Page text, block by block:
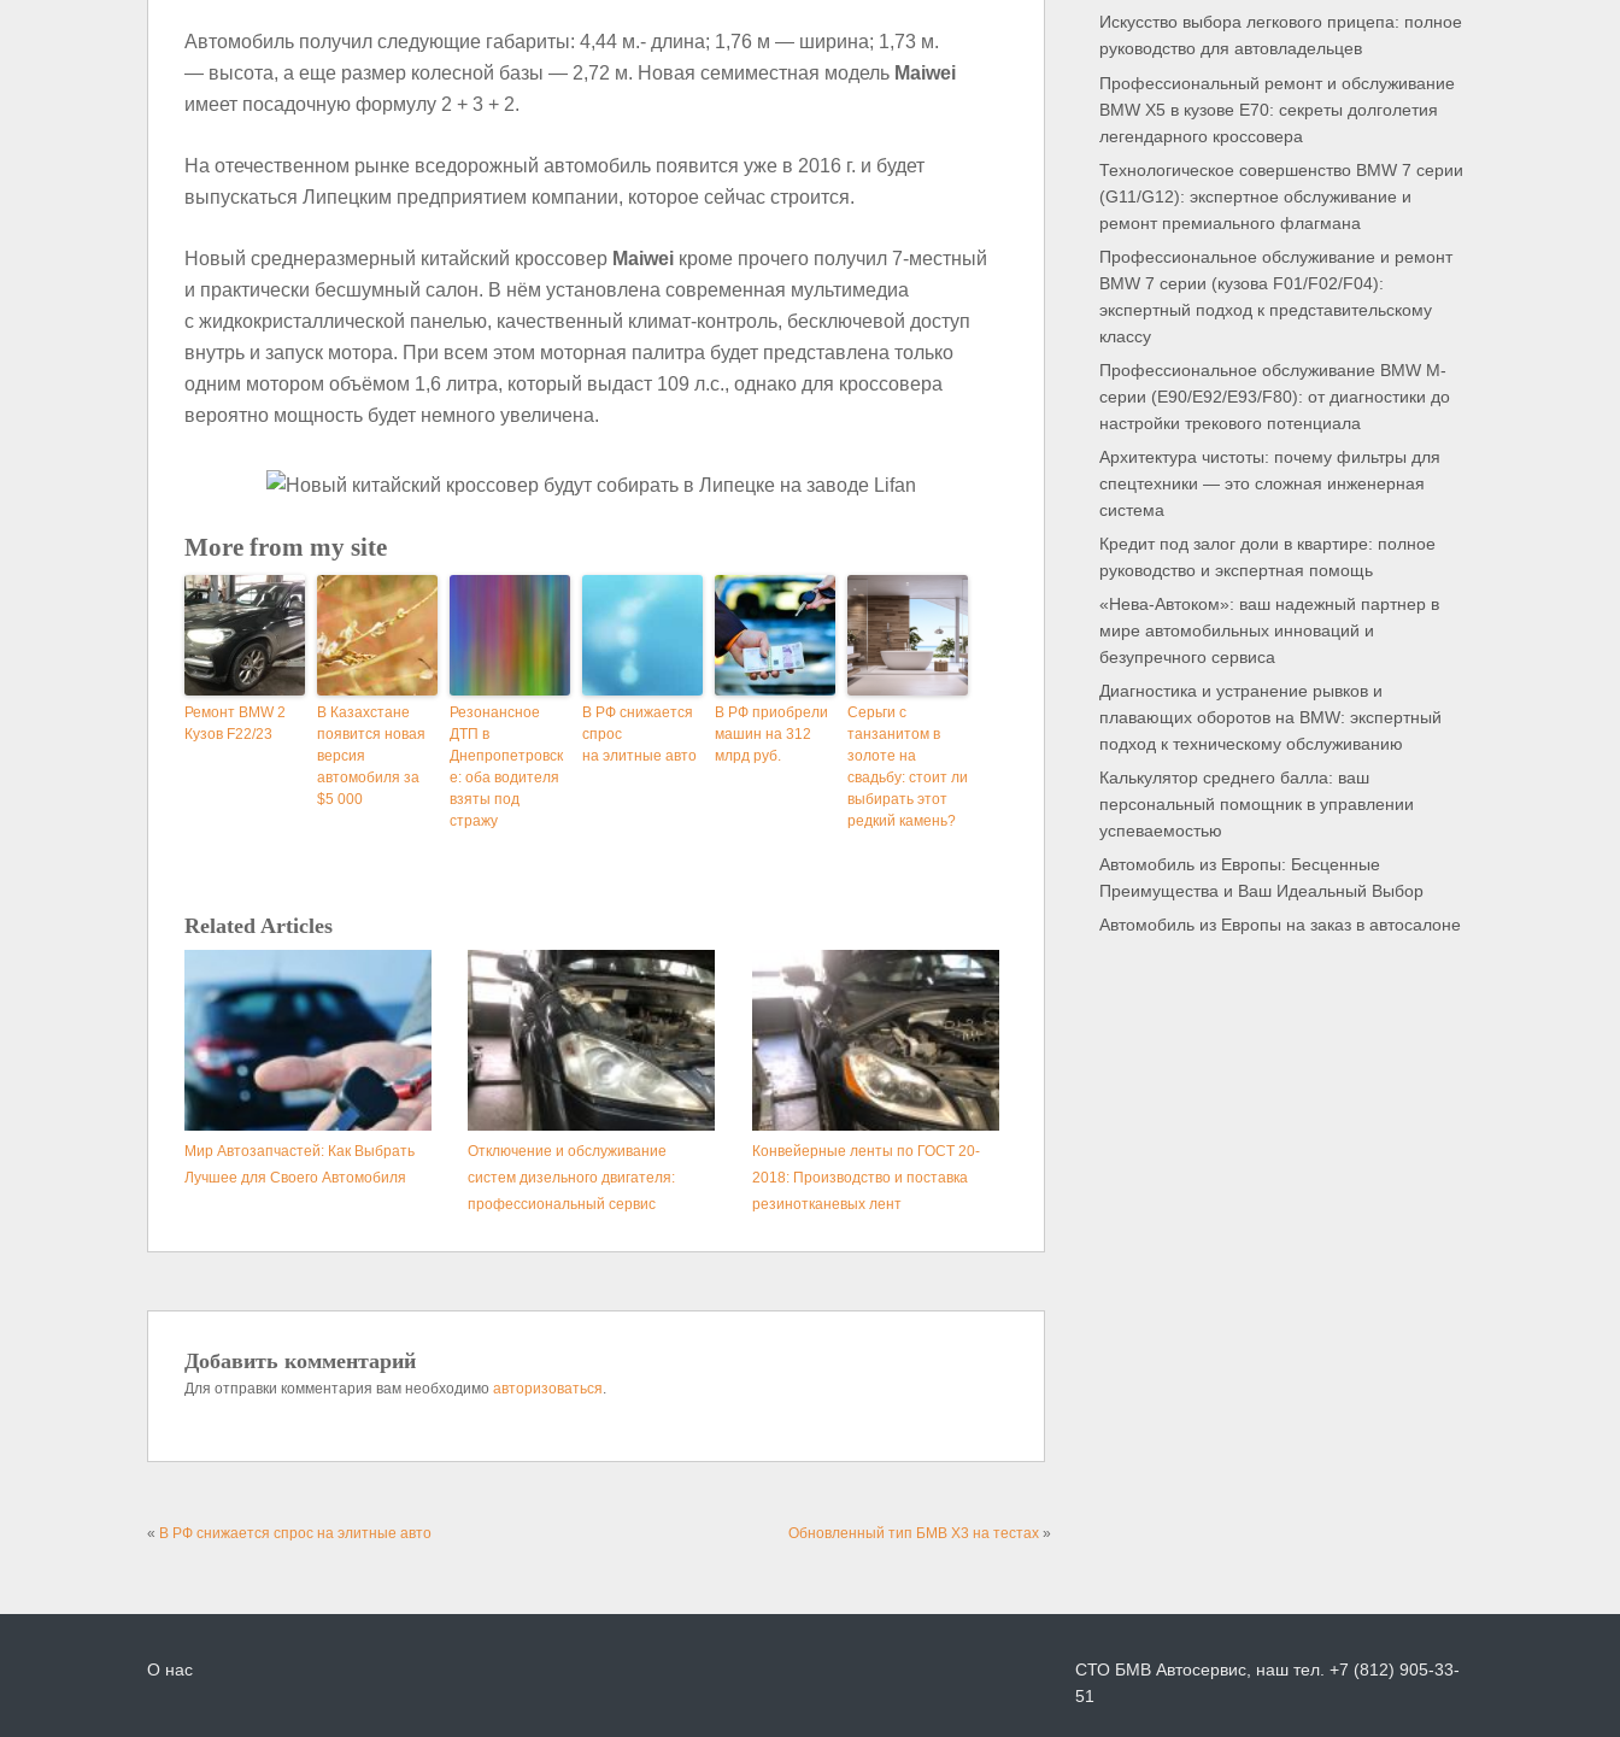
Автомобиль получил следующие габариты: 4,44 м.- длина; 1,76 м — ширина; 1,73 м.
— высота, а еще размер колесной базы — 2,72 м. Новая семиместная модель Maiwei
имеет посадочную формулу 2 + 3 + 2.
На отечественном рынке вседорожный автомобиль появится уже в 2016 г. и будет
выпускаться Липецким предприятием компании, которое cейчас строится.
Новый среднеразмерный китайский кроссовер Maiwei кроме прочего получил 7-местный
и практически бесшумный салон. В нём установлена современная мультимедиа
с жидкокристаллической панелью, качественный климат-контроль, бесключевой доступ
внутрь и запуск мотора. При всем этом моторная палитра будет представлена только
одним мотором объёмом 1,6 литра, который выдаст 109 л.с., однако для кроссовера
вероятно мощность будет немного увеличена.
More from my site
Ремонт BMW 2
Кузов F22/23
В Казахстане
появится новая
версия
автомобиля за
$5 000
Резонансное
ДТП в
Днепропетровск
е: оба водителя
взяты под
стражу
В РФ снижается
спрос
на элитные авто
В РФ приобрели
машин на 312
млрд руб.
Серьги с
танзанитом в
золоте на
свадьбу: стоит ли
выбирать этот
редкий камень?
Related Articles
Мир Автозапчастей: Как Выбрать
Лучшее для Своего Автомобиля
Отключение и обслуживание
систем дизельного двигателя:
профессиональный сервис
Конвейерные ленты по ГОСТ 20-
2018: Производство и поставка
резинотканевых лент
Добавить комментарий
Для отправки комментария вам необходимо авторизоваться.
« В РФ снижается спрос на элитные авто Обновленный тип БМВ X3 на тестах »
Искусство выбора легкового прицепа: полное
руководство для автовладельцев
Профессиональный ремонт и обслуживание
BMW X5 в кузове E70: секреты долголетия
легендарного кроссовера
Технологическое совершенство BMW 7 серии
(G11/G12): экспертное обслуживание и
ремонт премиального флагмана
Профессиональное обслуживание и ремонт
BMW 7 серии (кузова F01/F02/F04):
экспертный подход к представительскому
классу
Профессиональное обслуживание BMW M-
серии (E90/E92/E93/F80): от диагностики до
настройки трекового потенциала
Архитектура чистоты: почему фильтры для
спецтехники — это сложная инженерная
система
Кредит под залог доли в квартире: полное
руководство и экспертная помощь
«Нева-Автоком»: ваш надежный партнер в
мире автомобильных инноваций и
безупречного сервиса
Диагностика и устранение рывков и
плавающих оборотов на BMW: экспертный
подход к техническому обслуживанию
Калькулятор среднего балла: ваш
персональный помощник в управлении
успеваемостью
Автомобиль из Европы: Бесценные
Преимущества и Ваш Идеальный Выбор
Автомобиль из Европы на заказ в автосалоне
О нас
СТО БМВ Автосервис, наш тел. +7 (812) 905-33-
51